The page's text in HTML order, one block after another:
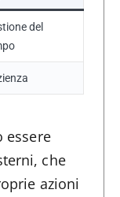
del
essere
che
azioni